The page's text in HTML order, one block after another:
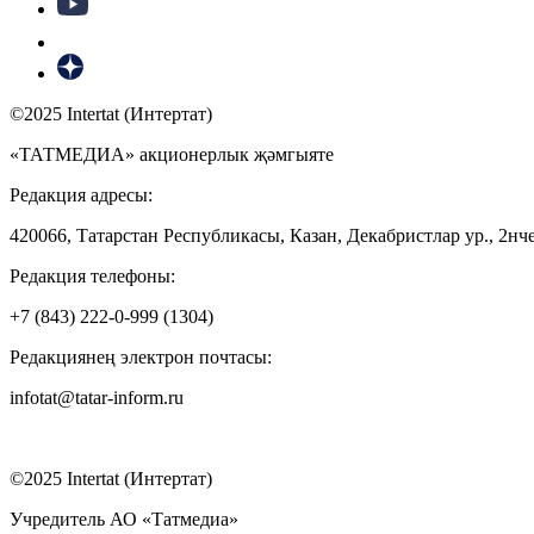
©2025 Intertat (Интертат)
«ТАТМЕДИА» акционерлык җәмгыяте
Редакция адресы:
420066, Татарстан Республикасы, Казан, Декабристлар ур.,
Редакция телефоны:
+7 (843) 222-0-999 (1304)
Редакциянең электрон почтасы:
infotat@tatar-inform.ru
©2025 Intertat (Интертат)
Учредитель АО «Татмедиа»